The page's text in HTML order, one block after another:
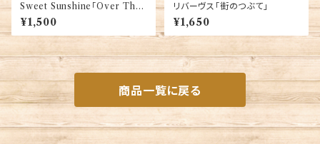
Sweet Sunshine「Over The
Afterglow」
¥1,500
リバーヴス「街のつぶて」
¥1,650
商品一覧に戻る